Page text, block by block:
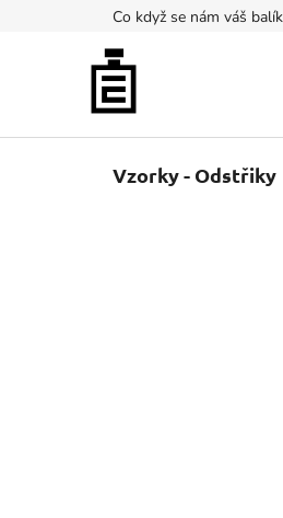
Co když se nám váš
Vzorky - Odstřiky